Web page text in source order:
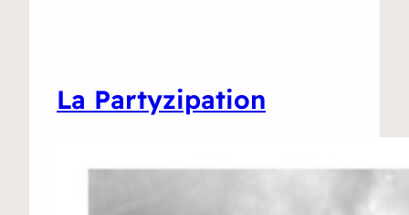
La Partyzipation